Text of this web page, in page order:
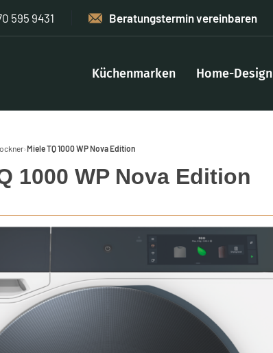
595 9431 Beratungstermin vereinbaren
Küchenmarken Home-Design
›Miele TQ 1000 WP Nova Edition
1000 WP Nova Edition